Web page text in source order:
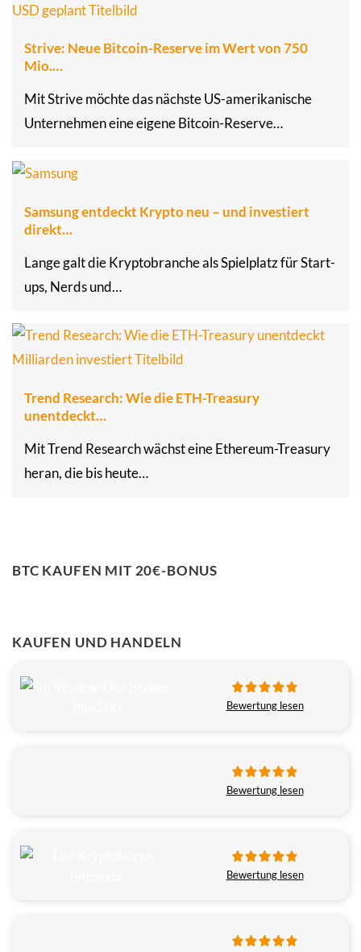
Strive: Neue Bitcoin-Reserve im Wert von 750
Mio.…
Mit Strive möchte das nächste US-amerikanische
Unternehmen eine eigene Bitcoin-Reserve…
Samsung entdeckt Krypto neu – und investiert
direkt…
Lange galt die Kryptobranche als Spielplatz für Start-
ups, Nerds und…
Trend Research: Wie die ETH-Treasury
unentdeckt…
Mit Trend Research wächst eine Ethereum-Treasury
heran, die bis heute…
BTC KAUFEN MIT 20€-BONUS
KAUFEN UND HANDELN
Bewertung lesen
Bewertung lesen
Bewertung lesen